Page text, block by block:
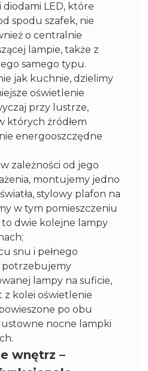
LED, które
spodu szafek, nie
o centralnie
lampie, także z
samego typu.
jak kuchnie, dzielimy
oświetlenie
przy lustrze,
których źródłem
energooszczędne
w zależności od jego
montujemy jedno
stylowy plafon na
w tym pomieszczeniu
dwie kolejne lampy
snu i pełnego
potrzebujemy
lampy na suficie,
z kolei oświetlenie
po obu
nocne lampki
wnętrz –